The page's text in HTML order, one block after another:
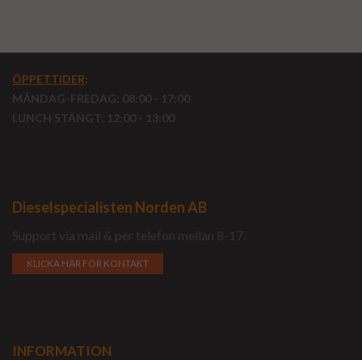
ÖPPETTIDER:
MÅNDAG-FREDAG: 08:00 - 17:00
LUNCH STÄNGT: 12:00 - 13:00
Dieselspecialisten Norden AB
Support via mail & per telefon mellan 8-17.
KLICKA HÄR FÖR KONTAKT
INFORMATION